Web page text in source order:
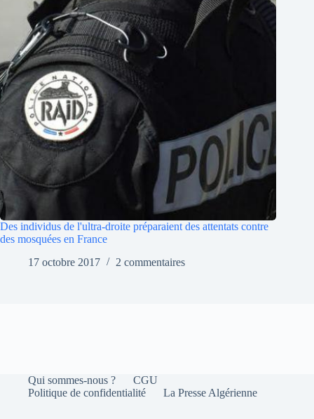
Des individus de l'ultra-droite préparaient des attentats contre
des mosquées en France
17 octobre 2017
2 commentaires
Qui sommes-nous ?
CGU
Politique de confidentialité
La Presse Algérienne